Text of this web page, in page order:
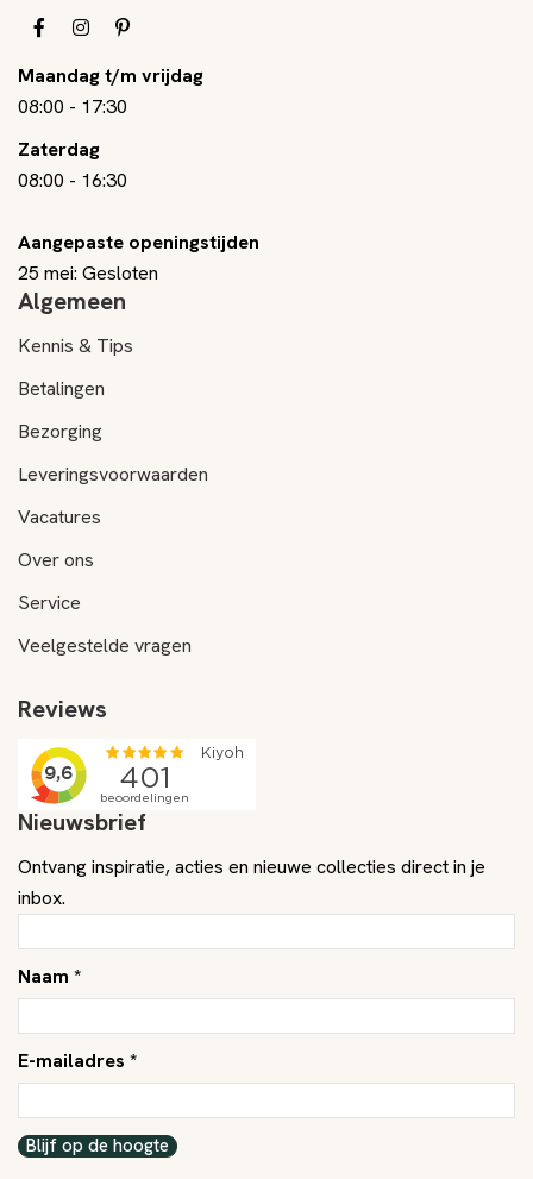
Maandag t/m vrijdag
08:00 - 17:30
Zaterdag
08:00 - 16:30
Aangepaste openingstijden
25 mei: Gesloten
Algemeen
Kennis & Tips
Betalingen
Bezorging
Leveringsvoorwaarden
Vacatures
Over ons
Service
Veelgestelde vragen
Reviews
Nieuwsbrief
Ontvang inspiratie, acties en nieuwe collecties direct in je
inbox.
Naam *
E-mailadres *
Blijf op de hoogte